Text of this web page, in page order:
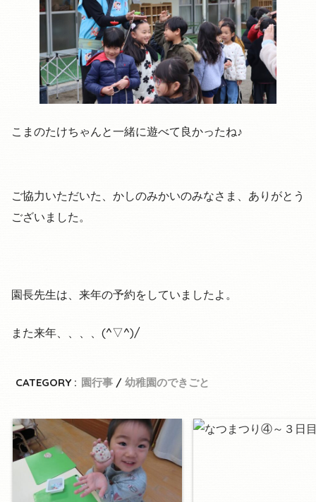
こまのたけちゃんと一緒に遊べて良かったね♪
ご協力いただいた、かしのみかいのみなさま、ありがとう
ございました。
園長先生は、来年の予約をしていましたよ。
また来年、、、、(^▽^)/
CATEGORY : 園行事 幼稚園のできごと